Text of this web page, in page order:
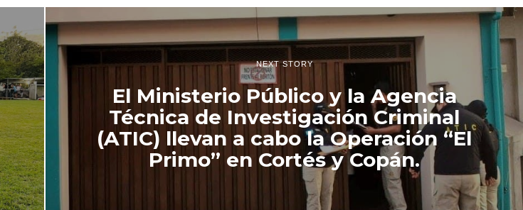
NEXT STORY
El Ministerio Público y la Agencia
Técnica de Investigación Criminal
(ATIC) llevan a cabo la Operación “El
Primo” en Cortés y Copán.